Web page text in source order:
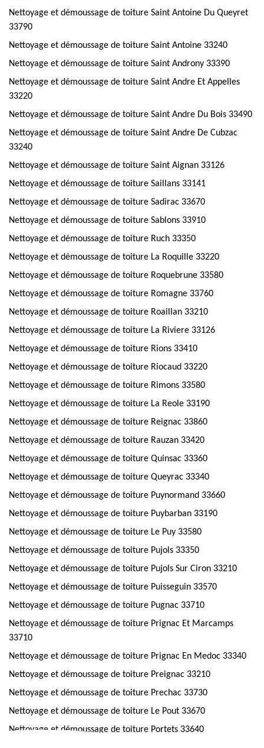
Nettoyage et démoussage de toiture Saint Antoine Du Queyret
33790
Nettoyage et démoussage de toiture Saint Antoine 33240
Nettoyage et démoussage de toiture Saint Androny 33390
Nettoyage et démoussage de toiture Saint Andre Et Appelles
33220
Nettoyage et démoussage de toiture Saint Andre Du Bois 33490
Nettoyage et démoussage de toiture Saint Andre De Cubzac
33240
Nettoyage et démoussage de toiture Saint Aignan 33126
Nettoyage et démoussage de toiture Saillans 33141
Nettoyage et démoussage de toiture Sadirac 33670
Nettoyage et démoussage de toiture Sablons 33910
Nettoyage et démoussage de toiture Ruch 33350
Nettoyage et démoussage de toiture La Roquille 33220
Nettoyage et démoussage de toiture Roquebrune 33580
Nettoyage et démoussage de toiture Romagne 33760
Nettoyage et démoussage de toiture Roaillan 33210
Nettoyage et démoussage de toiture La Riviere 33126
Nettoyage et démoussage de toiture Rions 33410
Nettoyage et démoussage de toiture Riocaud 33220
Nettoyage et démoussage de toiture Rimons 33580
Nettoyage et démoussage de toiture La Reole 33190
Nettoyage et démoussage de toiture Reignac 33860
Nettoyage et démoussage de toiture Rauzan 33420
Nettoyage et démoussage de toiture Quinsac 33360
Nettoyage et démoussage de toiture Queyrac 33340
Nettoyage et démoussage de toiture Puynormand 33660
Nettoyage et démoussage de toiture Puybarban 33190
Nettoyage et démoussage de toiture Le Puy 33580
Nettoyage et démoussage de toiture Pujols 33350
Nettoyage et démoussage de toiture Pujols Sur Ciron 33210
Nettoyage et démoussage de toiture Puisseguin 33570
Nettoyage et démoussage de toiture Pugnac 33710
Nettoyage et démoussage de toiture Prignac Et Marcamps
33710
Nettoyage et démoussage de toiture Prignac En Medoc 33340
Nettoyage et démoussage de toiture Preignac 33210
Nettoyage et démoussage de toiture Prechac 33730
Nettoyage et démoussage de toiture Le Pout 33670
Nettoyage et démoussage de toiture Portets 33640